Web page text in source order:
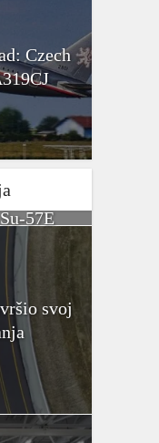
Czech
57E
svoj